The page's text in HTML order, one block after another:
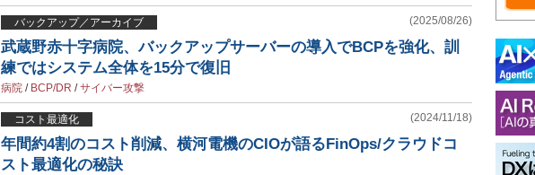
バックアップ／アーカイブ (2025/08/26)
武蔵野赤十字病院、バックアップサーバーの導入でBCPを強化、訓
練ではシステム全体を15分で復旧
病院 / BCP/DR /サイバー攻撃
コスト最適化 (2024/11/18)
年間約4割のコスト削減、横河電機のCIOが語るFinOps/クラウドコ
スト最適化の秘訣